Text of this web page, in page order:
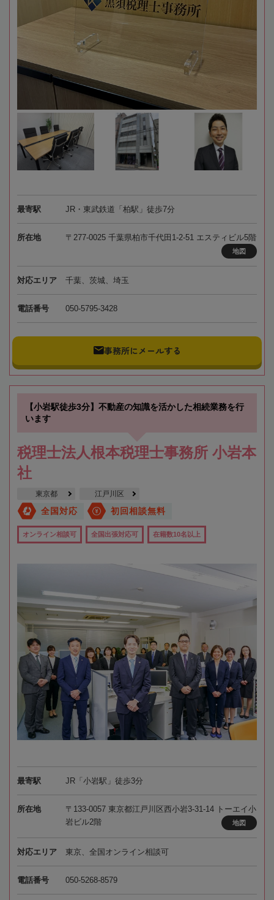
最寄駅 JR・東武鉄道「柏駅」徒歩7分
所在地 〒277-0025 千葉県柏市千代田1-2-51 エスティビル5階
地図
対応エリア 千葉、茨城、埼玉
電話番号 050-5795-3428
事務所にメールする
【小岩駅徒歩3分】不動産の知識を活かした相続業務を行
います
税理士法人根本税理士事務所 小岩本
社
東京都 江戸川区
全国対応 初回相談無料
オンライン相談可 全国出張対応可 在籍数10名以上
最寄駅 JR「小岩駅」徒歩3分
所在地
〒133-0057 東京都江戸川区西小岩3-31-14 トーエイ小
岩ビル2階
地図
対応エリア 東京、全国オンライン相談可
電話番号 050-5268-8579